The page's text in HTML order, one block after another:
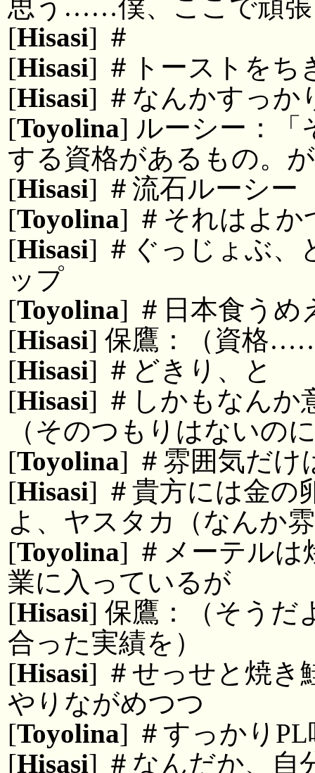
思う……僕、ここで頑張
[Hisasi] ＃
[Hisasi] ＃トーストをち
[Hisasi] ＃なんかすっか
[Toyolina] ルーシー：「
する資格があるもの。
[Hisasi] ＃流石ルーシー
[Toyolina] ＃それはよか
[Hisasi] ＃ぐっじょぶ、
ップ
[Toyolina] ＃日本食うめ
[Hisasi] 保鷹：（資格
[Hisasi] ＃どきり、と
[Hisasi] ＃しかもなんか
（そのつもりはないの
[Toyolina] ＃雰囲気だけ
[Hisasi] ＃貴方には金の
よ、ヤスタカ（なんか
[Toyolina] ＃メーテルは
業に入っているが
[Hisasi] 保鷹：（そう
合った実績を）
[Hisasi] ＃せっせと焼き
やりながめつつ
[Toyolina] ＃すっかり
[Hisasi] ＃なんだか、自